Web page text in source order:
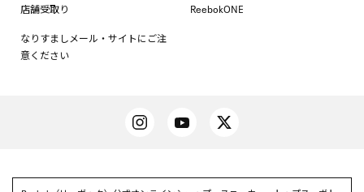
店舗受取り
なりすましメール・サイトにご注
意ください
ReebokONE